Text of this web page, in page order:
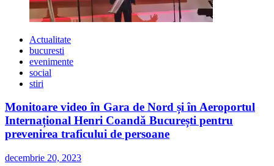
Actualitate
bucuresti
evenimente
social
stiri
Monitoare video în Gara de Nord și în Aeroportul
Internațional Henri Coandă București pentru
prevenirea traficului de persoane
decembrie 20, 2023